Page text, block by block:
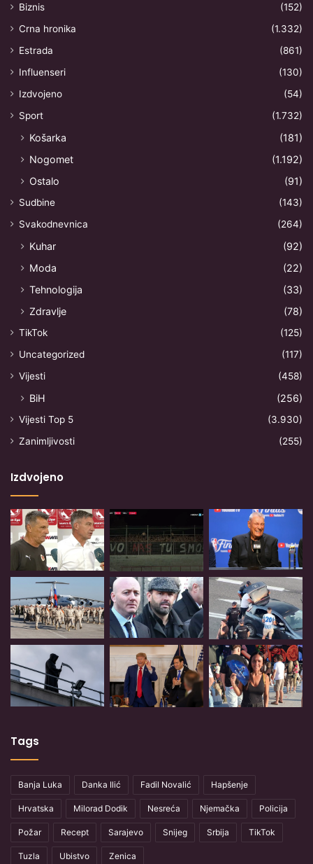
Biznis
(152)
Crna hronika
(1.332)
Estrada
(861)
Influenseri
(130)
Izdvojeno
(54)
Sport
(1.732)
Košarka
(181)
Nogomet
(1.192)
Ostalo
(91)
Sudbine
(143)
Svakodnevnica
(264)
Kuhar
(92)
Moda
(22)
Tehnologija
(33)
Zdravlje
(78)
TikTok
(125)
Uncategorized
(117)
Vijesti
(458)
BiH (256)
Vijesti Top 5
(3.930)
Zanimljivosti
(255)
Izdvojeno
Tags
Banja Luka Danka Ilić Fadil Novalić Hapšenje
Hrvatska Milorad Dodik Nesreća Njemačka Policija
Požar Recept Sarajevo Snijeg Srbija TikTok
Tuzla Ubistvo Zenica